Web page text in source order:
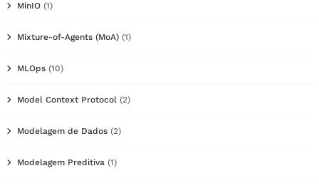
MinIO (1)
Mixture-of-Agents (MoA) (1)
MLOps (10)
Model Context Protocol (2)
Modelagem de Dados (2)
Modelagem Preditiva (1)